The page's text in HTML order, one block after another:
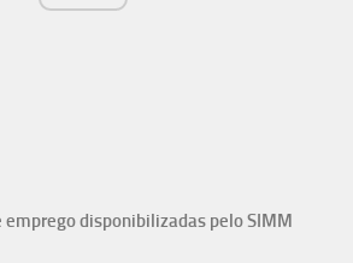
emprego disponibilizadas pelo SIMM